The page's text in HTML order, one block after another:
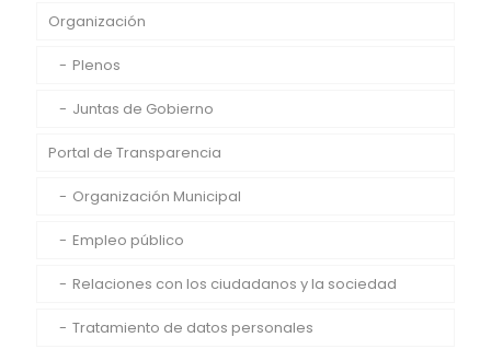
Organización
Plenos
Juntas de Gobierno
Portal de Transparencia
Organización Municipal
Empleo público
Relaciones con los ciudadanos y la sociedad
Tratamiento de datos personales